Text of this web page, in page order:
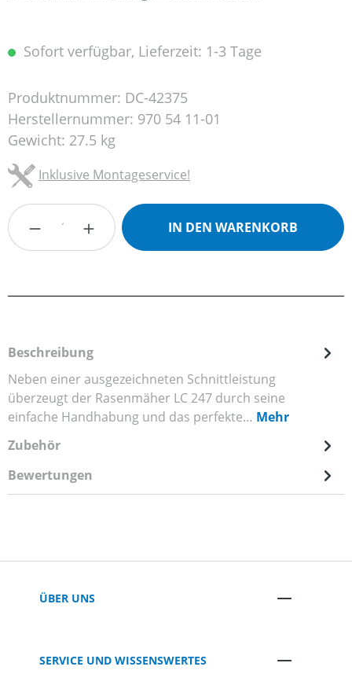
Sofort verfügbar, Lieferzeit: 1-3 Tage
Produktnummer: DC-42375
Herstellernummer: 970 54 11-01
Gewicht: 27.5 kg
Inklusive Montageservice!
Produkt Anzahl: Gib den gewünschten
IN DEN WARENKORB
Beschreibung
Neben einer ausgezeichneten Schnittleistung
überzeugt der Rasenmäher LC 247 durch seine
einfache Handhabung und das perfekte… Mehr
Zubehör
Bewertungen
ÜBER UNS
SERVICE UND WISSENSWERTES